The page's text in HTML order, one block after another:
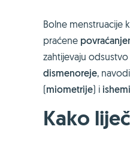
Bolne menstruacije
praćene
zahtijevaju
dismenoreje,
(miometrije) i
Kako